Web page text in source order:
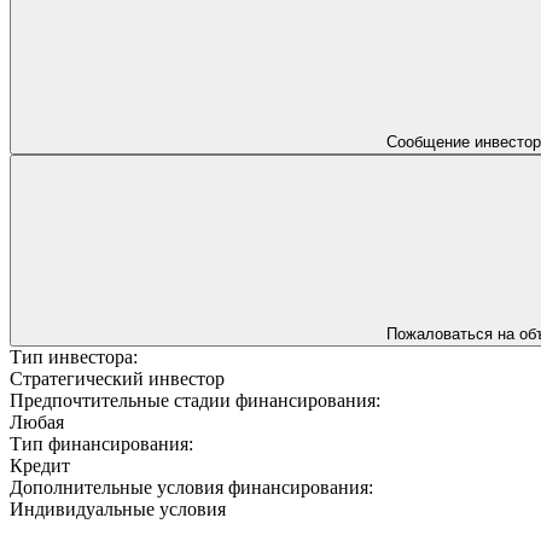
Сообщение
Пожаловаться на
Тип инвестора:
Стратегический инвестор
Предпочтительные стадии финансирования:
Любая
Тип финансирования:
Кредит
Дополнительные условия финансирования:
Индивидуальные условия